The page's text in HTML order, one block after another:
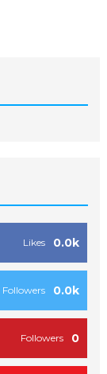
0.0k
Likes
0.0k
Followers
0
Followers